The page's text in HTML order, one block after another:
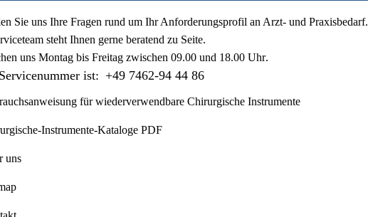
Sie uns Ihre Fragen rund um Ihr Anforderungsprofil an Arzt- und Praxisbedarf.
steht Ihnen gerne beratend zu Seite.
uns Montag bis Freitag zwischen 09.00 und 18.00 Uhr.
ist: +49 7462-94 44 86
für wiederverwendbare Chirurgische Instrumente
Instrumente-Kataloge PDF
uns